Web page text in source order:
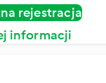
rejestracja
informacji